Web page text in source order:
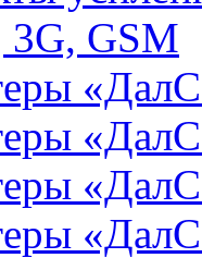
3G, GSM